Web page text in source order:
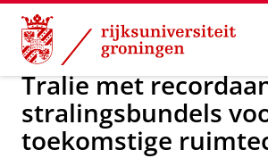
Skip
Content
Skip
Navigation
Onderzoek Kapteyn Instituut
Tralie met
stralingsbundels
toekomstige